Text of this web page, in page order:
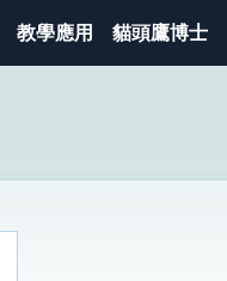
教學應用 貓頭鷹博士